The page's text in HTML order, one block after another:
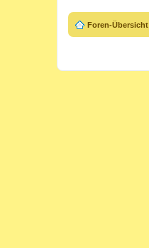
Foren-Übersicht